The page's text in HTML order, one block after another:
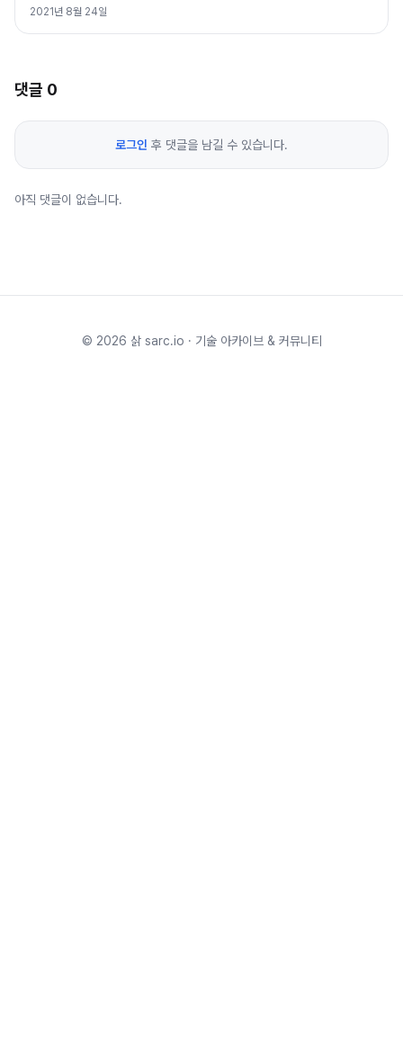
2021년 8월 24일
댓글 0
로그인 후 댓글을 남길 수 있습니다.
아직 댓글이 없습니다.
© 2026 삵 sarc.io · 기술 아카이브 & 커뮤니티